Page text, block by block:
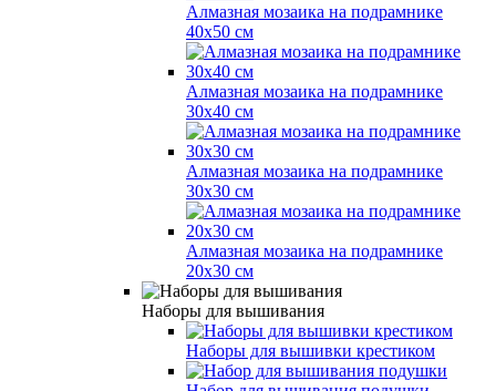
Алмазная мозаика на подрамнике
40х50 см
Алмазная мозаика на подрамнике
30х40 см
Алмазная мозаика на подрамнике
30х30 см
Алмазная мозаика на подрамнике
20х30 см
Наборы для вышивания
Наборы для вышивки крестиком